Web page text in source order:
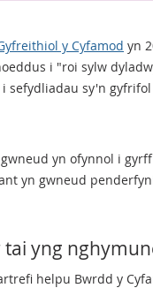
y Cyfamod yn
i "roi sylw
sefydliadau sy'n
yn ofynnol i
yn gwneud
yng
helpu Bwrdd y